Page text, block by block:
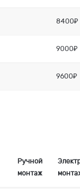
8400₽
9000₽
9600₽
Ручной
монтаж